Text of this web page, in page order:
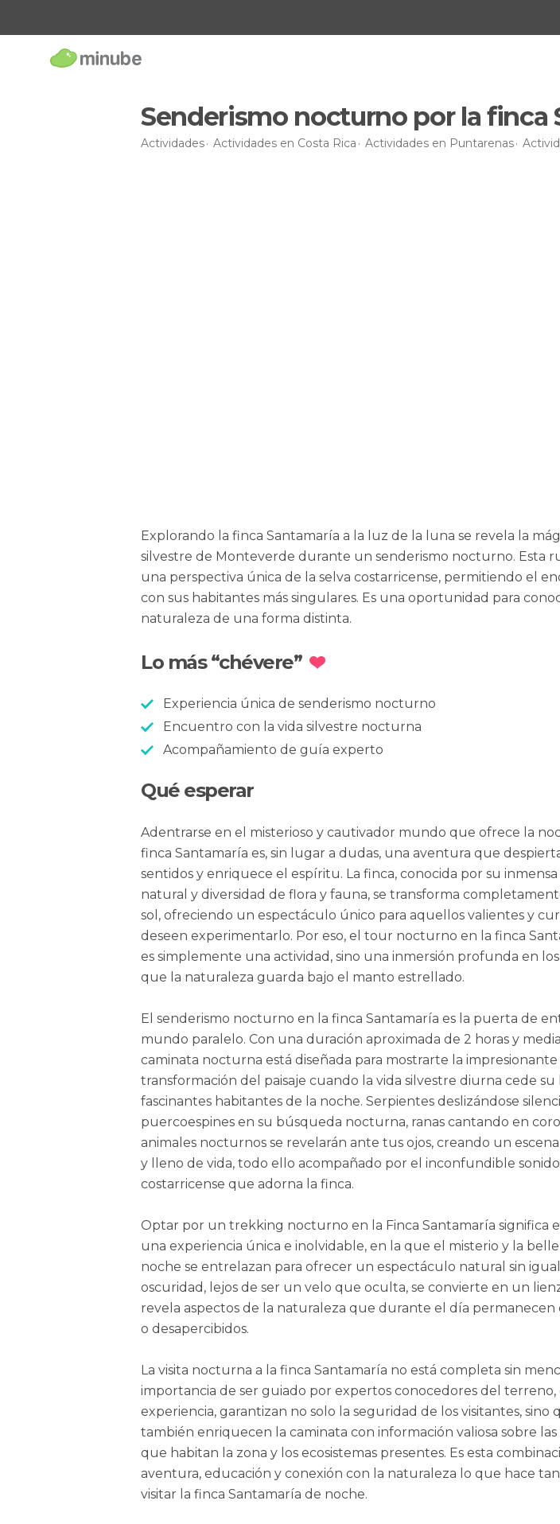
Senderismo nocturno por la finca
Actividades Actividades en Costa Rica Actividades en Puntarenas
Explorando la finca Santamaría a la luz de la luna se revela la
silvestre de Monteverde durante un senderismo nocturno. Esta
una perspectiva única de la selva costarricense, permitiendo el
con sus habitantes más singulares. Es una oportunidad para
naturaleza de una forma distinta.
Lo más “chévere”
Experiencia única de senderismo nocturno
Encuentro con la vida silvestre nocturna
Acompañamiento de guía experto
Qué esperar
Adentrarse en el misterioso y cautivador mundo que ofrece la
finca Santamaría es, sin lugar a dudas, una aventura que
sentidos y enriquece el espíritu. La finca, conocida por su
natural y diversidad de flora y fauna, se transforma
sol, ofreciendo un espectáculo único para aquellos valientes y
deseen experimentarlo. Por eso, el tour nocturno en la finca
es simplemente una actividad, sino una inmersión profunda en
que la naturaleza guarda bajo el manto estrellado.
El senderismo nocturno en la finca Santamaría es la puerta de
mundo paralelo. Con una duración aproximada de 2 horas y
caminata nocturna está diseñada para mostrarte la impresionante
transformación del paisaje cuando la vida silvestre diurna cede su
fascinantes habitantes de la noche. Serpientes deslizándose
puercoespines en su búsqueda nocturna, ranas cantando en
animales nocturnos se revelarán ante tus ojos, creando un
y lleno de vida, todo ello acompañado por el inconfundible
costarricense que adorna la finca.
Optar por un trekking nocturno en la Finca Santamaría significa
una experiencia única e inolvidable, en la que el misterio y la
noche se entrelazan para ofrecer un espectáculo natural sin
oscuridad, lejos de ser un velo que oculta, se convierte en un
revela aspectos de la naturaleza que durante el día permanecen
o desapercibidos.
La visita nocturna a la finca Santamaría no está completa sin
importancia de ser guiado por expertos conocedores del terreno,
experiencia, garantizan no solo la seguridad de los visitantes, sino
también enriquecen la caminata con información valiosa sobre las
que habitan la zona y los ecosistemas presentes. Es esta
aventura, educación y conexión con la naturaleza lo que hace tan
visitar la finca Santamaría de noche.